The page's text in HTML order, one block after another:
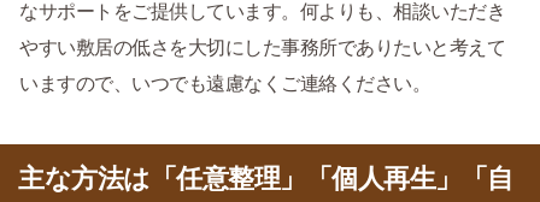
なサポートをご提供しています。何よりも、相談いただき
やすい敷居の低さを大切にした事務所でありたいと考えて
いますので、いつでも遠慮なくご連絡ください。
主な方法は「任意整理」「個人再生」「自